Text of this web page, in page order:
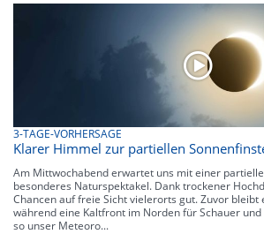
3-TAGE-VORHERSAGE
Klarer Himmel zur partiellen
Am Mittwochabend erwartet uns mit einer
besonderes Naturspektakel. Dank trockener
Chancen auf freie Sicht vielerorts gut. Zuvor bleibt
während eine Kaltfront im Norden für Schauer
so unser Meteoro...